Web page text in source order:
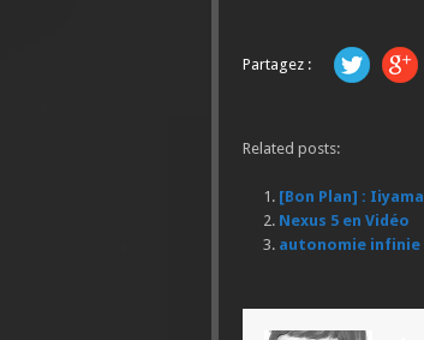
Partagez :
Related posts:
[Bon Plan] :
Nexus 5 en Vidéo
autonomie infinie